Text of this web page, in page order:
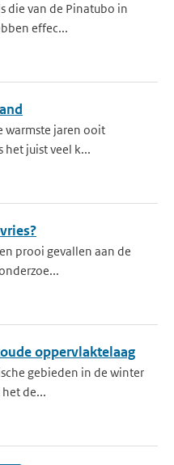
die van de Pinatubo in
effec...
warmste jaren ooit
het juist veel k...
prooi gevallen aan de
oppervlaktelaag
gebieden in de winter
de...